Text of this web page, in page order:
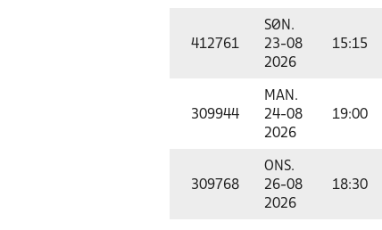
412761
SØN.
23-08
2026
15:15
309944
MAN.
24-08
2026
19:00
309768
ONS.
26-08
2026
18:30